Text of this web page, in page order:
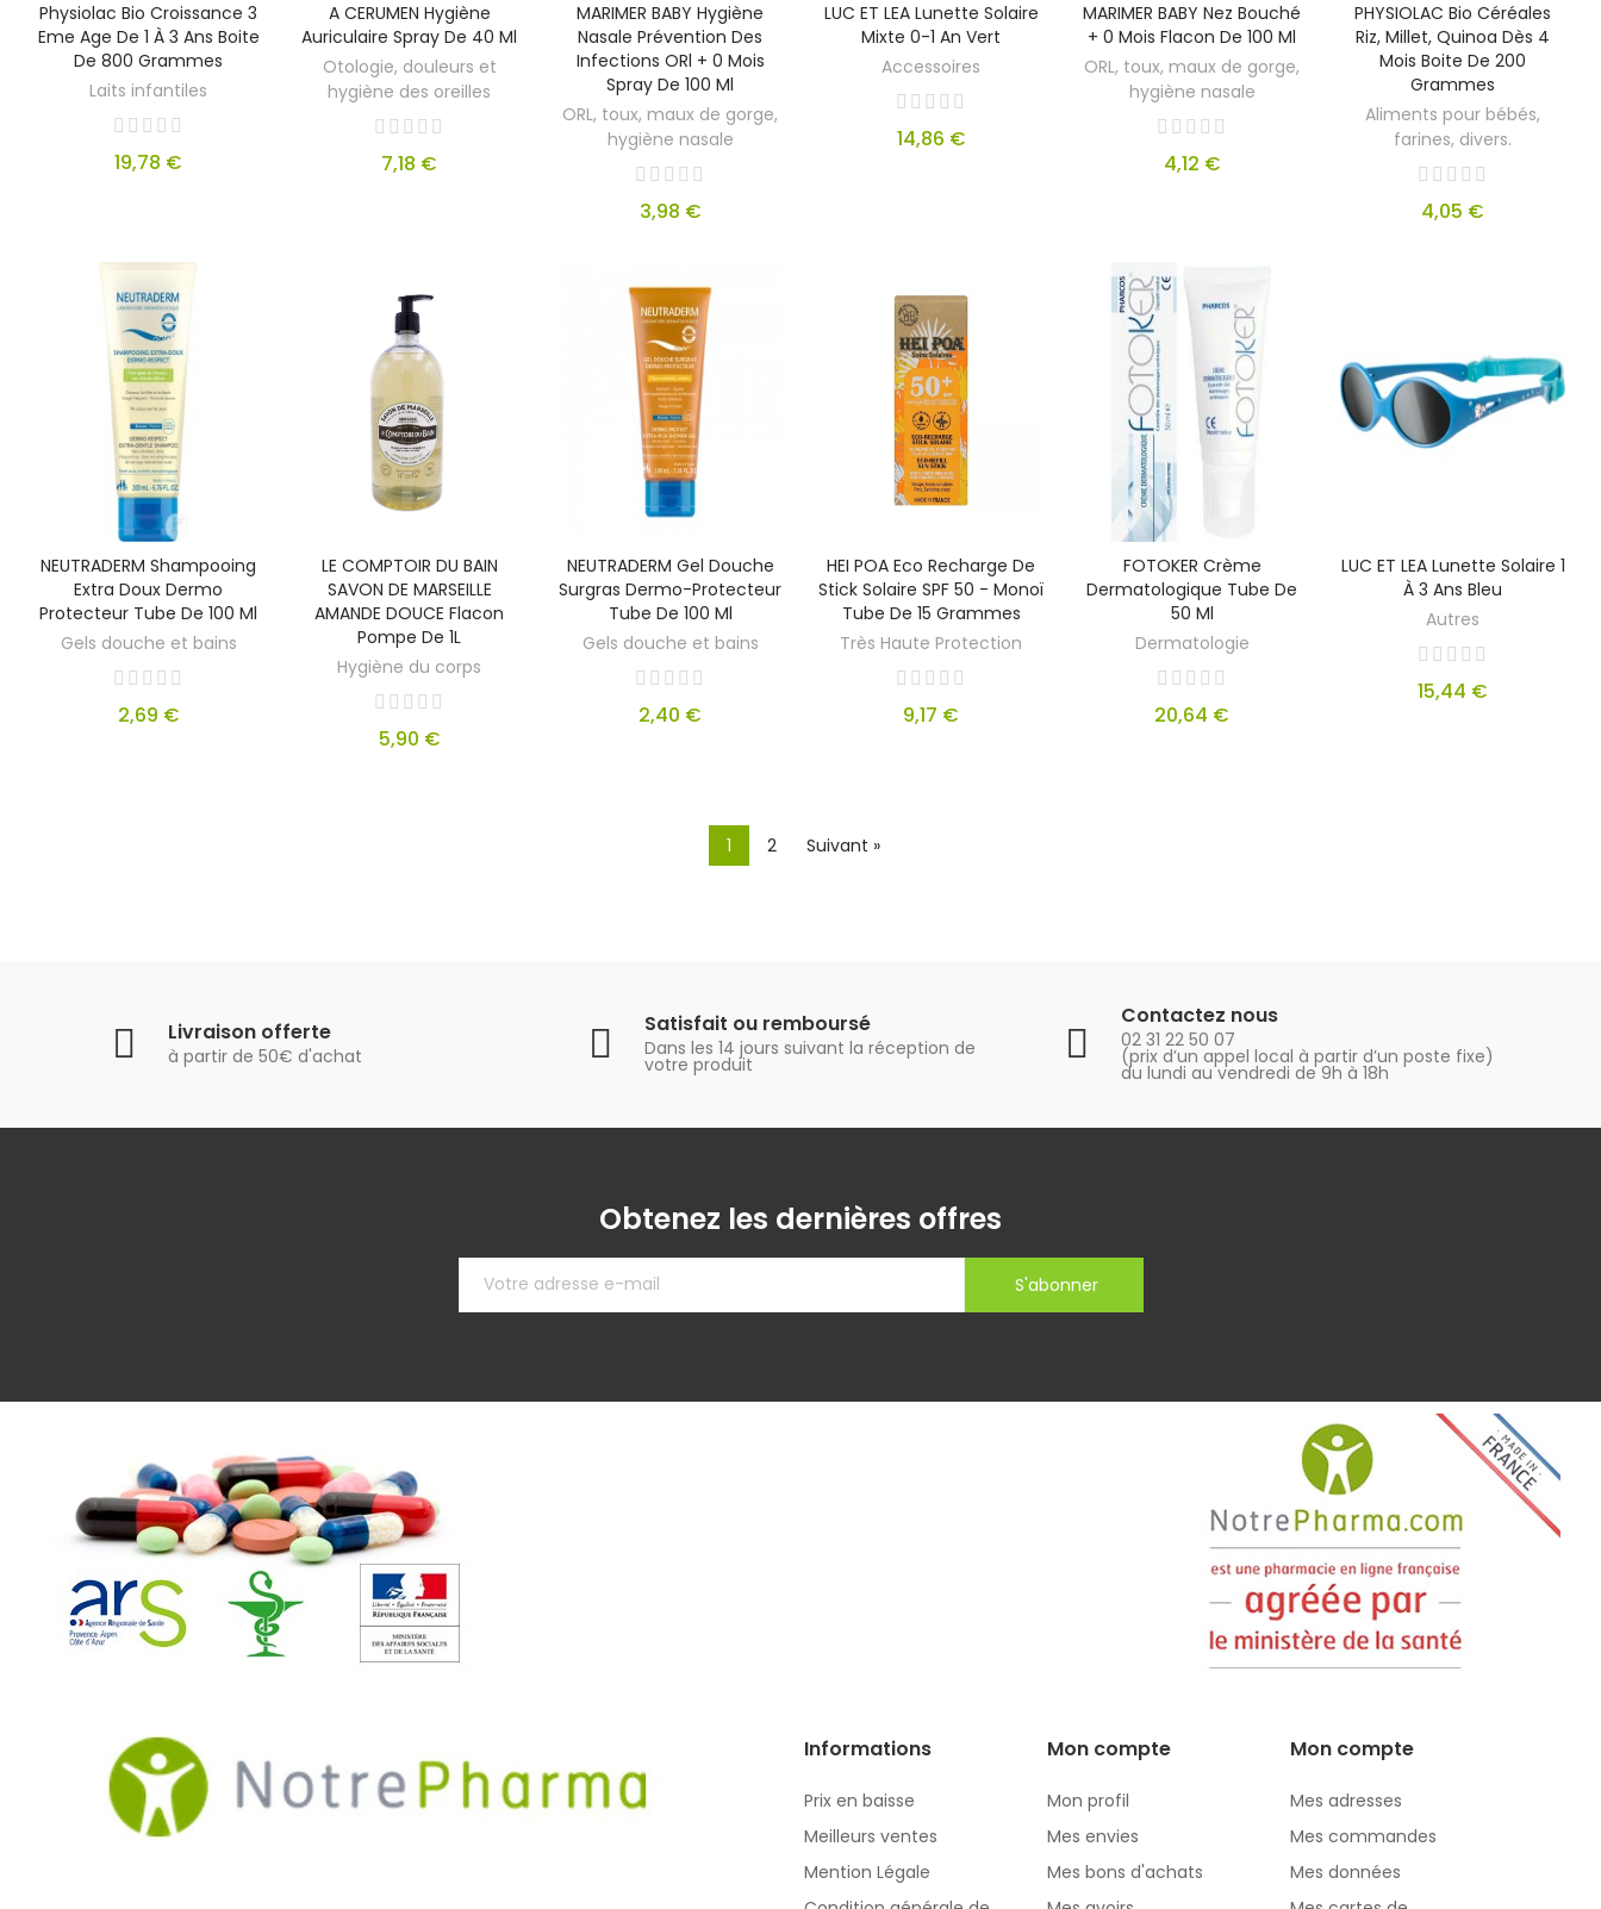
Physiolac Bio Croissance 3
Eme Age De 1 À 3 Ans Boite
De 800 Grammes
Laits infantiles
19,78 €
A CERUMEN Hygiène
Auriculaire Spray De 40 Ml
Otologie, douleurs et
hygiène des oreilles
7,18 €
MARIMER BABY Hygiène
Nasale Prévention Des
Infections ORl + 0 Mois
Spray De 100 Ml
ORL, toux, maux de gorge,
hygiène nasale
3,98 €
LUC ET LEA Lunette Solaire
Mixte 0-1 An Vert
Accessoires
14,86 €
MARIMER BABY Nez Bouché
+ 0 Mois Flacon De 100 Ml
ORL, toux, maux de gorge,
hygiène nasale
4,12 €
PHYSIOLAC Bio Céréales
Riz, Millet, Quinoa Dès 4
Mois Boite De 200
Grammes
Aliments pour bébés,
farines, divers.
4,05 €
NEUTRADERM Shampooing
Extra Doux Dermo
Protecteur Tube De 100 Ml
Gels douche et bains
2,69 €
LE COMPTOIR DU BAIN
SAVON DE MARSEILLE
AMANDE DOUCE Flacon
Pompe De 1L
Hygiène du corps
5,90 €
NEUTRADERM Gel Douche
Surgras Dermo-Protecteur
Tube De 100 Ml
Gels douche et bains
2,40 €
HEI POA Eco Recharge De
Stick Solaire SPF 50 - Monoï
Tube De 15 Grammes
Très Haute Protection
9,17 €
FOTOKER Crème
Dermatologique Tube De
50 Ml
Dermatologie
20,64 €
LUC ET LEA Lunette Solaire 1
À 3 Ans Bleu
Autres
15,44 €
1 2 Suivant »
Livraison offerte
à partir de 50€ d'achat
Satisfait ou remboursé
Dans les 14 jours suivant la réception de
votre produit
Contactez nous
02 31 22 50 07
(prix d’un appel local à partir d’un poste fixe)
du lundi au vendredi de 9h à 18h
Obtenez les dernières offres
S'abonner
Informations
Prix en baisse
Meilleurs ventes
Mention Légale
Mon compte
Mon profil
Mes envies
Mes bons d'achats
Mon compte
Mes adresses
Mes commandes
Mes données